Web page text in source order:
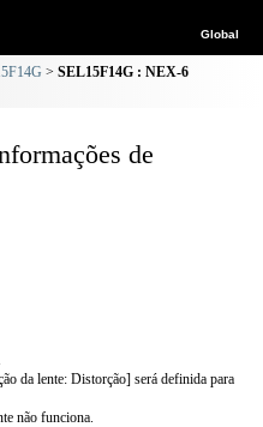
Global
SEL15F14G : NEX-6
de
da lente: Distorção] será definida para
não funciona.